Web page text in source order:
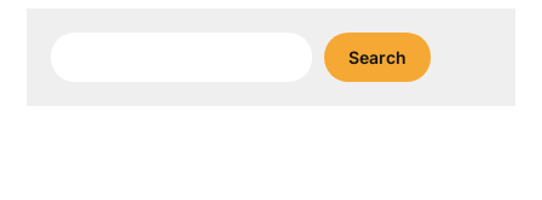
Search